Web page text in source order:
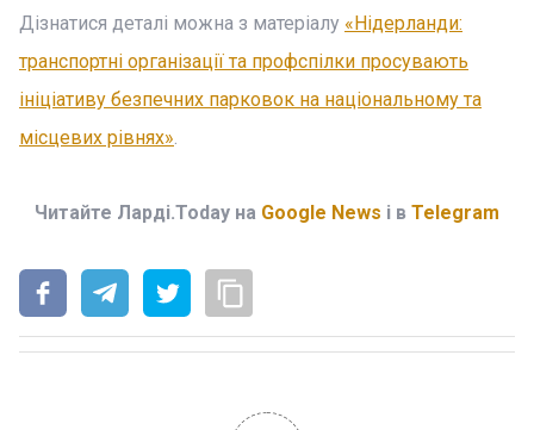
Дізнатися деталі можна з матеріалу «Нідерланди:
транспортні організації та профспілки просувають
ініціативу безпечних парковок на національному та
місцевих рівнях».
Читайте Ларді.Today на Google News і в Telegram